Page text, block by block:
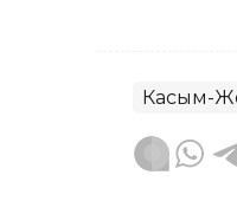
Касым-